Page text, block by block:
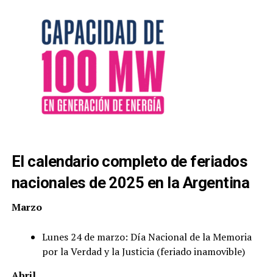
El calendario completo de feriados
nacionales de 2025 en la Argentina
Marzo
Lunes 24 de marzo: Día Nacional de la Memoria
por la Verdad y la Justicia (feriado inamovible)